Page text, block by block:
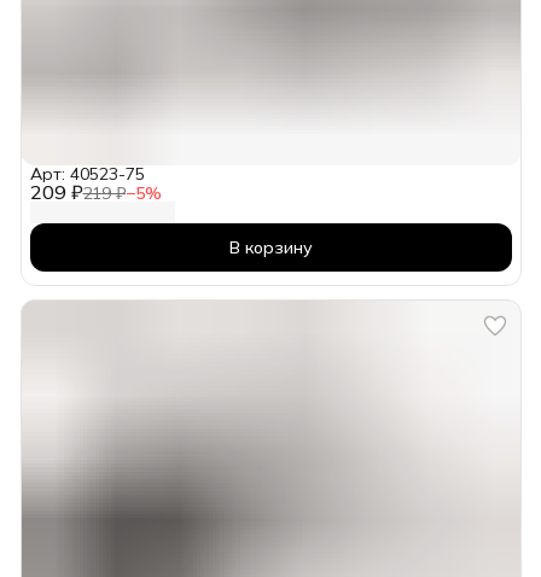
209 ₽219 ₽−5%
Арт: 40523-75
В корзину